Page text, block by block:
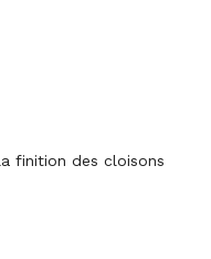
finition des cloisons